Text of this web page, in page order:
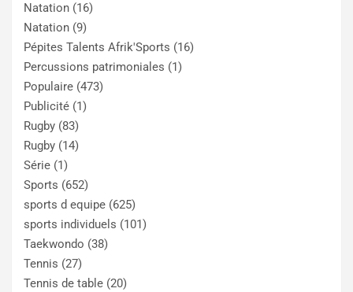
Natation (16)
Natation (9)
Pépites Talents Afrik'Sports (16)
Percussions patrimoniales (1)
Populaire (473)
Publicité (1)
Rugby (83)
Rugby (14)
Série (1)
Sports (652)
sports d equipe (625)
sports individuels (101)
Taekwondo (38)
Tennis (27)
Tennis de table (20)